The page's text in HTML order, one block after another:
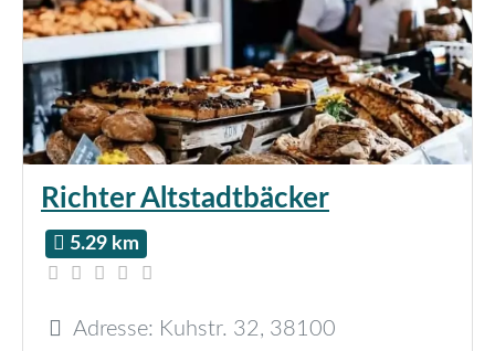
Richter Altstadtbäcker
5.29 km
Adresse: Kuhstr. 32, 38100